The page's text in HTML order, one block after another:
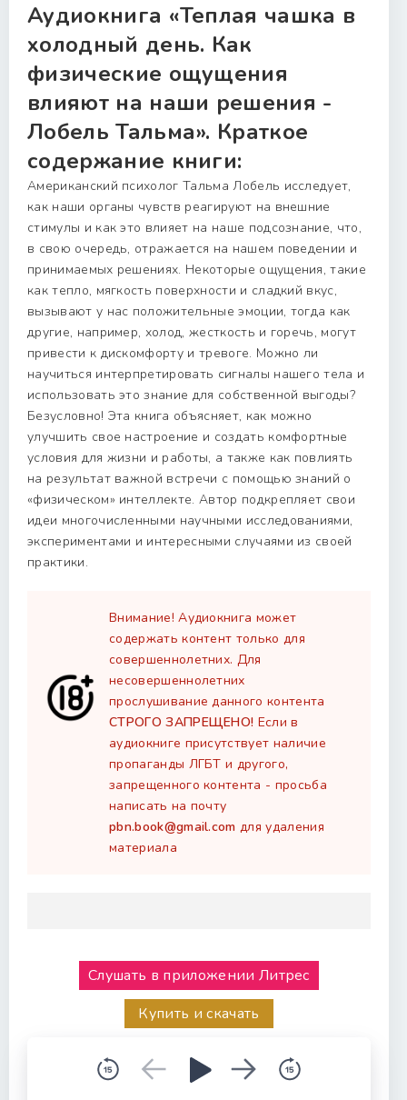
Аудиокнига «Теплая чашка в
холодный день. Как
физические ощущения
влияют на наши решения -
Лобель Тальма». Краткое
содержание книги:
Американский психолог Тальма Лобель исследует,
как наши органы чувств реагируют на внешние
стимулы и как это влияет на наше подсознание, что,
в свою очередь, отражается на нашем поведении и
принимаемых решениях. Некоторые ощущения, такие
как тепло, мягкость поверхности и сладкий вкус,
вызывают у нас положительные эмоции, тогда как
другие, например, холод, жесткость и горечь, могут
привести к дискомфорту и тревоге. Можно ли
научиться интерпретировать сигналы нашего тела и
использовать это знание для собственной выгоды?
Безусловно! Эта книга объясняет, как можно
улучшить свое настроение и создать комфортные
условия для жизни и работы, а также как повлиять
на результат важной встречи с помощью знаний о
«физическом» интеллекте. Автор подкрепляет свои
идеи многочисленными научными исследованиями,
экспериментами и интересными случаями из своей
практики.
Внимание! Аудиокнига может
содержать контент только для
совершеннолетних. Для
несовершеннолетних
прослушивание данного контента
СТРОГО ЗАПРЕЩЕНО! Если в
аудиокниге присутствует наличие
пропаганды ЛГБТ и другого,
запрещенного контента - просьба
написать на почту
pbn.book@gmail.com для удаления
материала
Слушать в приложении Литрес
Купить и скачать